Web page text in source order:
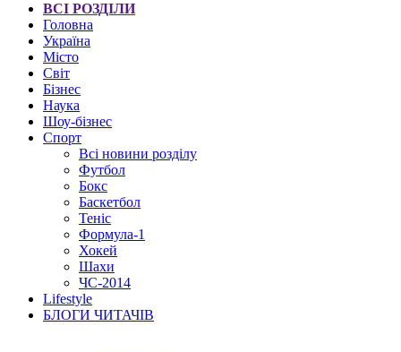
ВСІ РОЗДІЛИ
Головна
Україна
Місто
Світ
Бізнес
Наука
Шоу-бізнес
Спорт
Всі новини розділу
Футбол
Бокс
Баскетбол
Теніс
Формула-1
Хокей
Шахи
ЧС-2014
Lifestyle
БЛОГИ ЧИТАЧІВ